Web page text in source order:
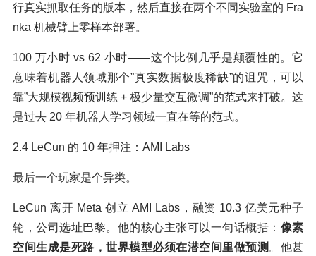
行真实抓取任务的版本，然后直接在两个不同实验室的 Fra
nka 机械臂上零样本部署。
100 万小时 vs 62 小时——这个比例几乎是颠覆性的。它
意味着机器人领域那个”真实数据极度稀缺”的诅咒，可以
靠”大规模视频预训练 + 极少量交互微调”的范式来打破。这
是过去 20 年机器人学习领域一直在等的范式。
2.4 LeCun 的 10 年押注：AMI Labs
最后一个玩家是个异类。
LeCun 离开 Meta 创立 AMI Labs，融资 10.3 亿美元种子
轮，公司选址巴黎。他的核心主张可以一句话概括： 像素
空间生成是死路，世界模型必须在潜空间里做预测 。他甚